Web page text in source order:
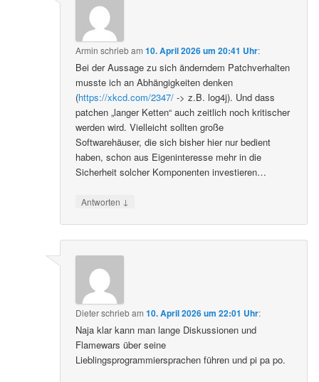
Armin schriebam10. April 2026 um 20:41 Uhr:
Bei der Aussage zu sich änderndem Patchverhalten
musste ich an Abhängigkeiten denken
(https://xkcd.com/2347/ -> z.B. log4j). Und dass
patchen „langer Ketten“ auch zeitlich noch kritischer
werden wird. Vielleicht sollten große
Softwarehäuser, die sich bisher hier nur bedient
haben, schon aus Eigeninteresse mehr in die
Sicherheit solcher Komponenten investieren…
Antworten ↓
Dieterschriebam10. April 2026 um 22:01 Uhr:
Naja klar kann man lange Diskussionen und
Flamewars über seine
Lieblingsprogrammiersprachen führen und pi pa po.